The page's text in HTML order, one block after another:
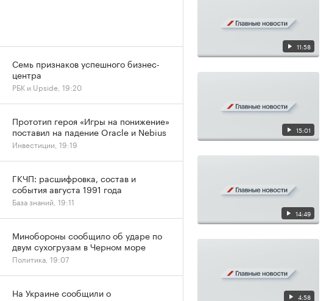
11:58
15:01
14:49
4:58
Семь признаков успешного бизнес-
центра
РБК и Upside, 19:20
Прототип героя «Игры на понижение»
поставил на падение Oracle и Nebius
Инвестиции, 19:19
ГКЧП: расшифровка, состав и
события августа 1991 года
База знаний, 19:11
Минобороны сообщило об ударе по
двум сухогрузам в Черном море
Политика, 19:07
На Украине сообщили о